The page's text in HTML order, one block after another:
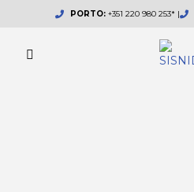
PORTO: +351 220 980 253* |